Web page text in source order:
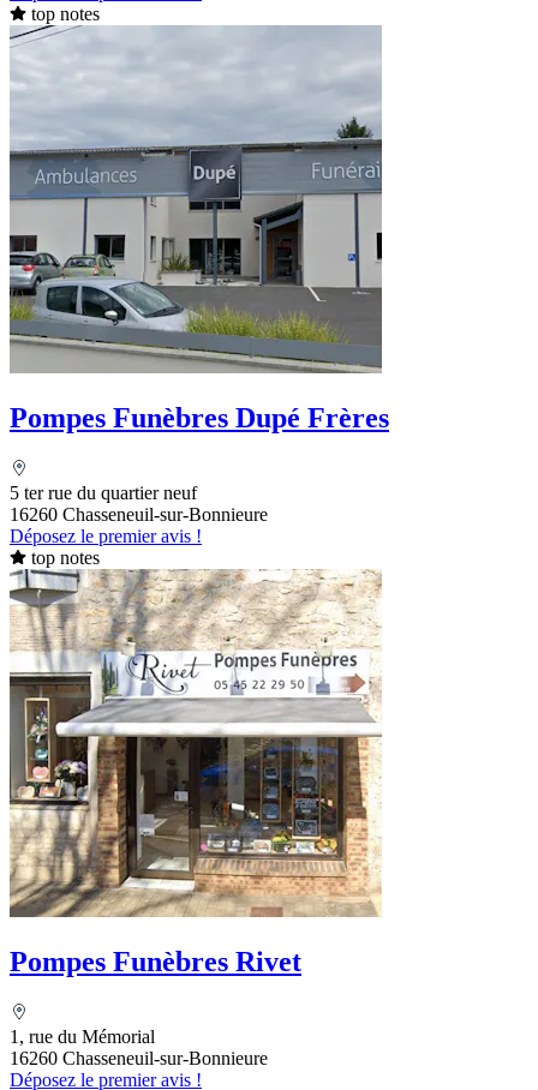
top notes
Pompes Funèbres Dupé Frères
5 ter rue du quartier neuf
16260 Chasseneuil-sur-Bonnieure
Déposez le premier avis !
top notes
Pompes Funèbres Rivet
1, rue du Mémorial
16260 Chasseneuil-sur-Bonnieure
Déposez le premier avis !